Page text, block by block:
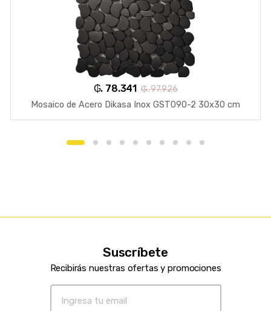
₲. 78.341 ₲. 97.926
Mosaico de Acero Dikasa Inox GST090-2 30x30 cm
Suscríbete
Recibirás nuestras ofertas y promociones